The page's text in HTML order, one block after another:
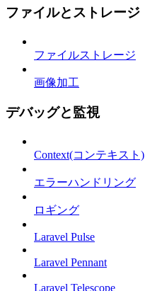
ファイルとストレージ
ファイルストレージ
画像加工
デバッグと監視
Context(コンテキスト)
エラーハンドリング
ロギング
Laravel Pulse
Laravel Pennant
Laravel Telescope